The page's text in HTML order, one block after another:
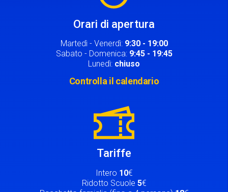
Orari di apertura
Martedì - Venerdì: 9:30 - 19:00
Sabato - Domenica: 9:45 - 19:45
Lunedì: chiuso
Controlla il calendario
Tariffe
Intero 10€
Ridotto Scuole 5€